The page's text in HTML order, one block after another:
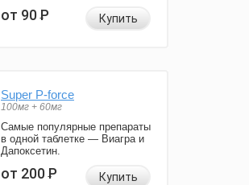
от 90Р Купить
Super P-force
100мг + 60мг
Самые популярные препараты
в одной таблетке — Виагра и
Дапоксетин.
от 200Р Купить